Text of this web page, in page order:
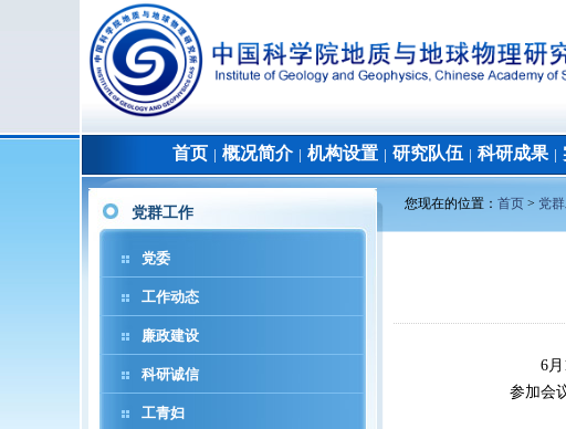
首页 概况简介│ 机构设置 研究队伍 科研成果│
党群工作
党委
工作动态
廉政建设
科研诚信
工青妇
您现在的位置： 首页 > 党
6
参加会